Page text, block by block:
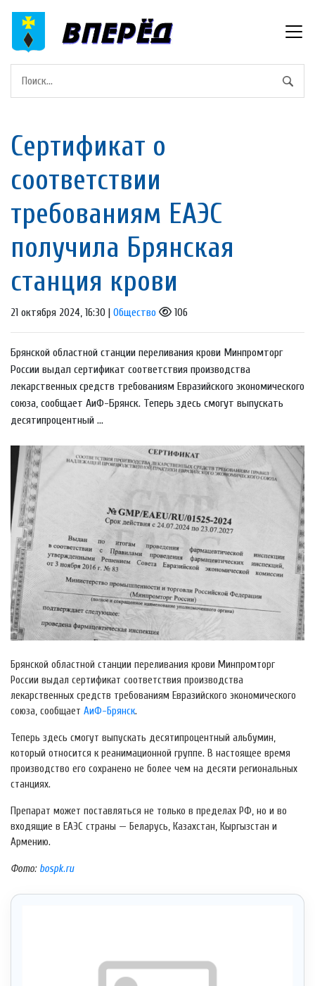
Сертификат о
соответствии
требованиям ЕАЭС
получила Брянская
станция крови
21 октября 2024, 16:30 | Общество 106
Брянской областной станции переливания крови Минпромторг
России выдал сертификат соответствия производства
лекарственных средств требованиям Евразийского экономического
союза, сообщает АиФ-Брянск. Теперь здесь смогут выпускать
десятипроцентный ...
Брянской областной станции переливания крови Минпромторг
России выдал сертификат соответствия производства
лекарственных средств требованиям Евразийского экономического
союза, сообщает АиФ-Брянск.
Теперь здесь смогут выпускать десятипроцентный альбумин,
который относится к реанимационной группе. В настоящее время
производство его сохранено не более чем на десяти региональных
станциях.
Препарат может поставляться не только в пределах РФ, но и во
входящие в ЕАЭС страны — Беларусь, Казахстан, Кыргызстан и
Армению.
Фото: bospk.ru